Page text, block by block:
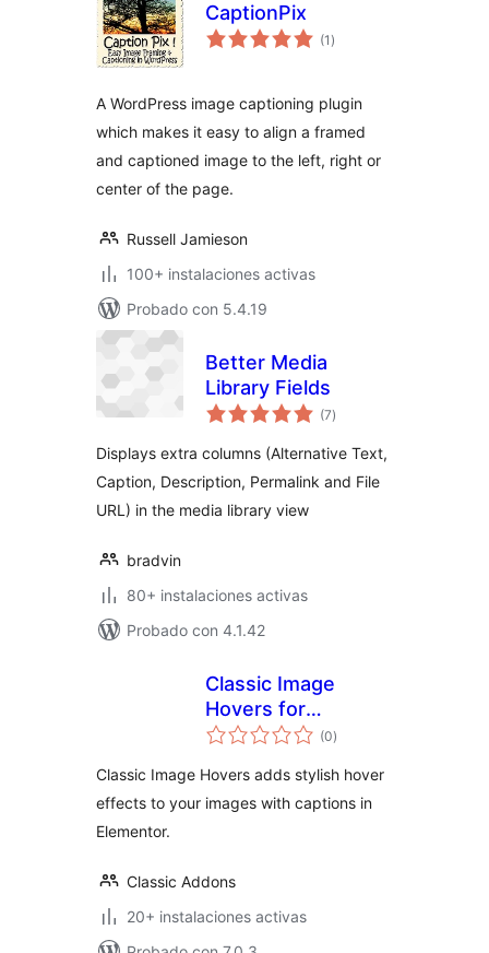
CaptionPix
(1 total
de
)
A WordPress image captioning plugin
which makes it easy to align a framed
and captioned image to the left, right or
center of the page.
Russell Jamieson
100+ instalaciones activas
Probado con 5.4.19
Better Media
Library Fields
(7total
de
)
Displays extra columns (Alternative Text,
Caption, Description, Permalink and File
URL) in the media library view
bradvin
80+ instalaciones activas
Probado con 4.1.42
Classic Image
Hovers for
Elementor
(0total
de
)
Classic Image Hovers adds stylish hover
effects to your images with captions in
Elementor.
Classic Addons
20+ instalaciones activas